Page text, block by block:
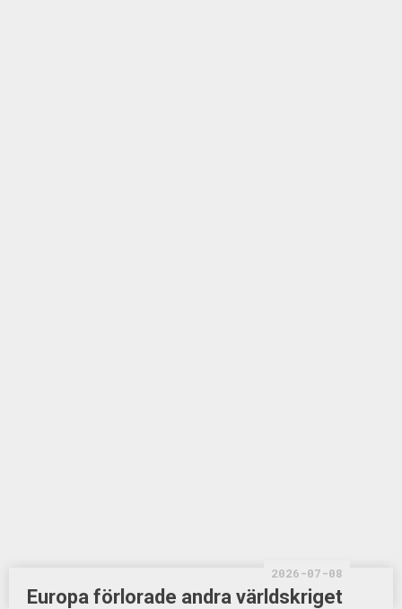
2026-07-08
Europa förlorade andra världskriget